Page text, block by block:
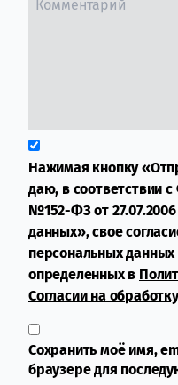
Нажимая кнопку
даю, в соответствии
№152-ФЗ от
данных», свое
персональных данных
определенных в
Согласии на
Сохранить моё имя,
браузере для